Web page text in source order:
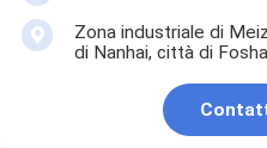
Zona industriale di
di Nanhai, città di